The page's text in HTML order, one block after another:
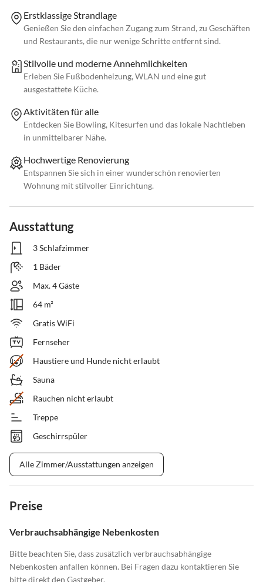
Erstklassige Strandlage
Genießen Sie den einfachen Zugang zum Strand, zu Geschäften
und Restaurants, die nur wenige Schritte entfernt sind.
Stilvolle und moderne Annehmlichkeiten
Erleben Sie Fußbodenheizung, WLAN und eine gut
ausgestattete Küche.
Aktivitäten für alle
Entdecken Sie Bowling, Kitesurfen und das lokale Nachtleben
in unmittelbarer Nähe.
Hochwertige Renovierung
Entspannen Sie sich in einer wunderschön renovierten
Wohnung mit stilvoller Einrichtung.
Ausstattung
3 Schlafzimmer
1 Bäder
Max. 4 Gäste
64 m²
Gratis WiFi
Fernseher
Haustiere und Hunde nicht erlaubt
Sauna
Rauchen nicht erlaubt
Treppe
Geschirrspüler
Alle Zimmer/Ausstattungen anzeigen
Preise
Verbrauchsabhängige Nebenkosten
Bitte beachten Sie, dass zusätzlich verbrauchsabhängige
Nebenkosten anfallen können. Bei Fragen dazu kontaktieren Sie
bitte direkt den Gastgeber.